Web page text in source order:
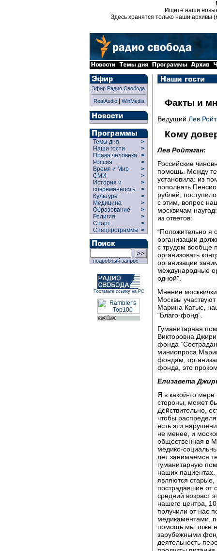
Ищите наши
Здесь хранятся только наши архивы
Эфир Радио Свобода
RealAudio| WinMedia
Темы дня
>
Наши гости
>
Права человека >
Россия
>
Время и Мир
>
СМИ
>
История и
современность
>
>
Культура
>
Медицина
>
Образование
>
Религия
>
Спорт
>
Спецпрограммы >
подробный запрос
Поставьте ссылку на РС
Факты и
Ведущий Лев
Кому
Лев Ройтман:
Российские
помощь. Между
установила: из
пополнять
рублей,
с этим, вопрос
москвичам
из ответов:
“Положительно я
организации
с трудом вообще
организовать
организации
международные
одной”.
Мнение
Москвы
Марина Катыс,
“Благо-фонд”.
Гуманитарная
Викторовна
фонда
миниопроса
фондам,
фонда, это
Елизавета
Я в какой-то
стороны, может
Действительно,
чтобы
есть эти
не менее, и
общественная в
медико-
лет занимаемся
гуманитарную
наших
являются
пострадавшие от
средний возраст
нашего центра,
получили от нас
медикаментами,
помощь мы тоже
зарубежными
деятельность